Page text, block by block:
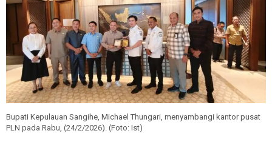
Bupati Kepulauan Sangihe, Michael Thungari, menyambangi kantor pusat
PLN pada Rabu, (24/2/2026). (Foto: Ist)